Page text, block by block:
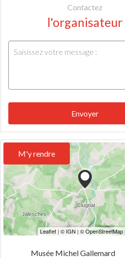
Contactez
l'organisateur
Envoyer
M'y rendre
Musée Michel Gallemard